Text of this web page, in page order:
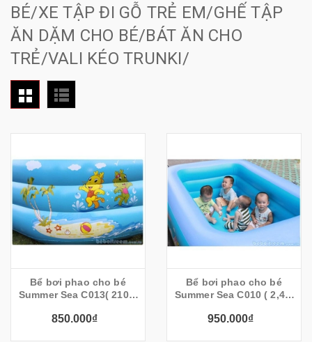
BÉ/XE TẬP ĐI GỖ TRẺ EM/GHẾ TẬP
ĂN DẶM CHO BÉ/BÁT ĂN CHO
TRẺ/VALI KÉO TRUNKI/
Bể bơi phao cho bé
Summer Sea C013( 210 x
850.000₫
Bể bơi phao cho bé
Summer Sea C010 ( 2,4 x
950.000₫